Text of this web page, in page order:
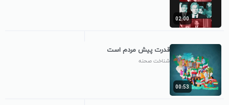
02:00
00:53
قدرت پیش مردم است
شناخت صحنه